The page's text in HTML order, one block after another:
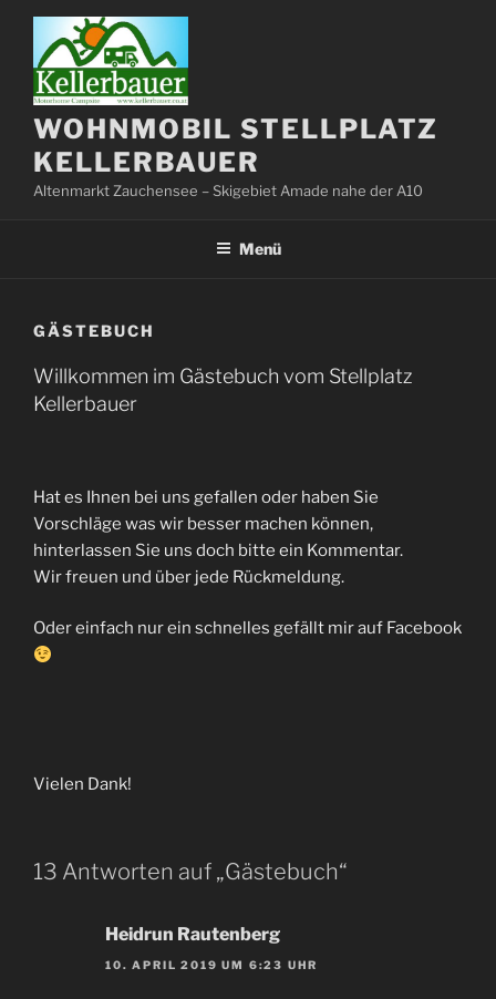
Zum
springen
WOHNMOBIL STELLPLATZ
KELLERBAUER
Altenmarkt Zauchensee – Skigebiet Amade nahe der A10
Menü
GÄSTEBUCH
Willkommen im Gästebuch vom Stellplatz
Kellerbauer
Hat es Ihnen bei uns gefallen oder haben Sie
Vorschläge was wir besser machen können,
hinterlassen Sie uns doch bitte ein Kommentar.
Wir freuen und über jede Rückmeldung.
Oder einfach nur ein schnelles gefällt mir auf Facebook
Vielen Dank!
13 Antworten auf „Gästebuch“
Heidrun Rautenberg
10. APRIL 2019 UM 6:23 UHR